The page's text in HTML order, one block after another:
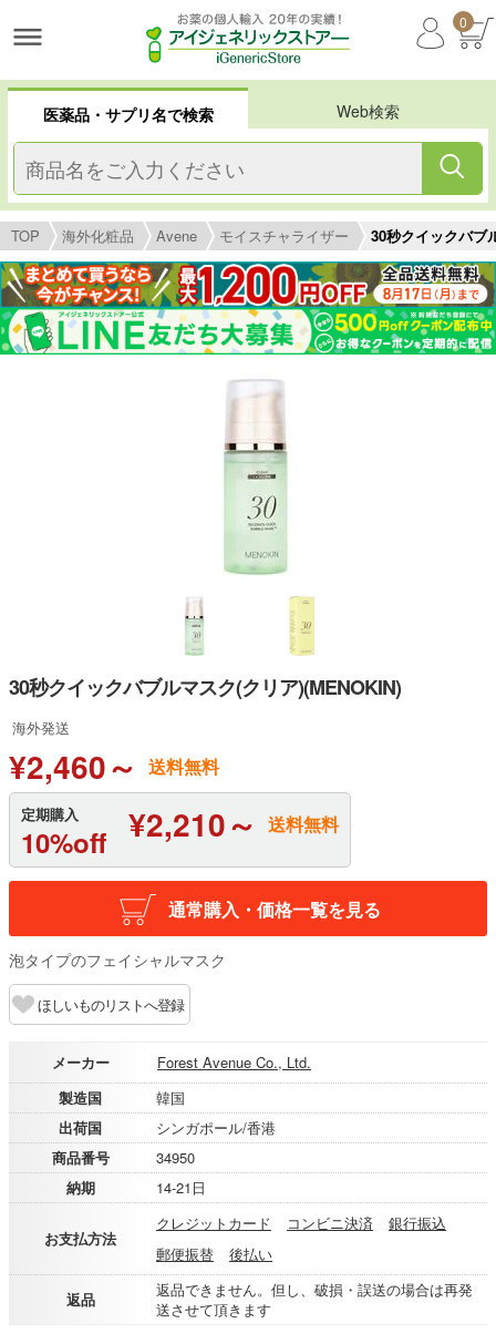
0
医薬品・サプリ名で検索 Web検索
TOP 海外化粧品 Avene モイスチャライザー 30秒クイックバブ
30秒クイックバブルマスク(クリア)(MENOKIN)
海外発送
¥2,460～ 送料無料
定期購入
10%off ¥2,210～ 送料無料
通常購入・価格一覧を見る
泡タイプのフェイシャルマスク
ほしいものリストへ登録
メーカー
Forest Avenue Co., Ltd.
製造国
韓国
出荷国
シンガポール/香港
商品番号
34950
納期
14-21日
お支払方法
クレジットカード コンビニ決済
銀行振込
郵便振替
後払い
返品
返品できません。但し、破損・誤送の場合は再発
送させて頂きます